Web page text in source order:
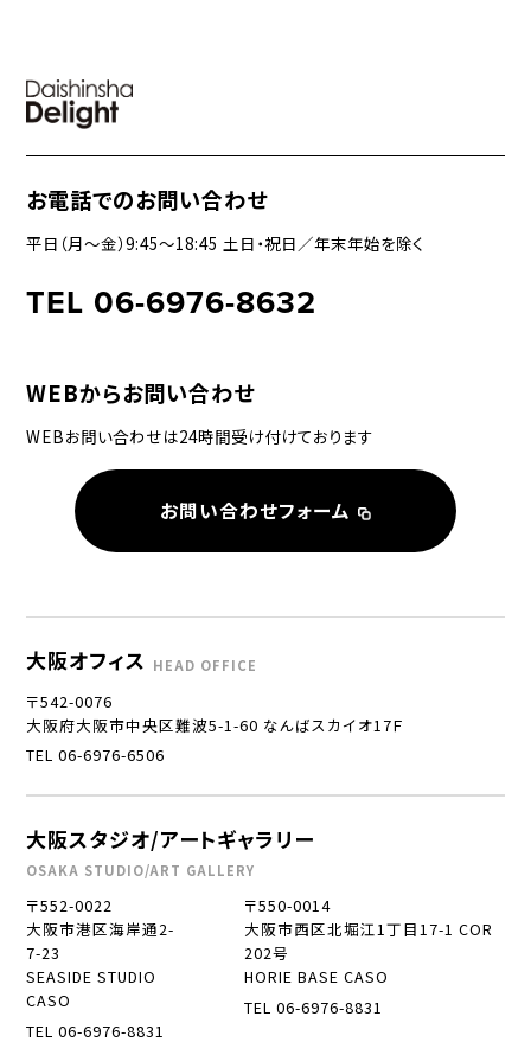
お電話でのお問い合わせ
平日（月〜金）9:45〜18:45 土日・祝日／年末年始を除く
TEL 06-6976-8632
WEBからお問い合わせ
WEBお問い合わせは24時間受け付けております
お問い合わせフォーム
大阪オフィス HEAD OFFICE
〒542-0076
大阪府大阪市中央区難波5-1-60 なんばスカイオ17Ｆ
TEL 06-6976-6506
大阪スタジオ/アートギャラリー
OSAKA STUDIO/ART GALLERY
〒552-0022
大阪市港区海岸通2-
7-23
SEASIDE STUDIO
CASO
TEL 06-6976-8831
〒550-0014
大阪市西区北堀江1丁目17-1 COR
202号
HORIE BASE CASO
TEL 06-6976-8831